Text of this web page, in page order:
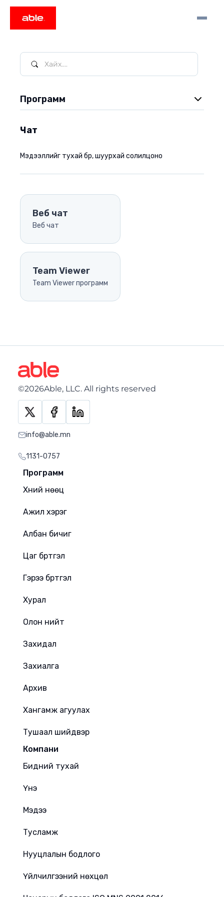
Программ
Архив
Цаг бүртгэл
Захиалга
Гэрээ бүртгэл
Хангамж агуулах
Олон нийт
Чат
Мэдээллийг тухай бүр, шуурхай солилцоно
Веб чат
Веб чат
Team Viewer
Team Viewer программ
©2026Able, LLC. All rights reserved
info@able.mn
1131-0757
Программ
Хүний нөөц
Ажил хэрэг
Албан бичиг
Цаг бүртгэл
Гэрээ бүртгэл
Хурал
Олон нийт
Захидал
Захиалга
Архив
Хангамж агуулах
Тушаал шийдвэр
Компани
Бидний тухай
Үнэ
Мэдээ
Тусламж
Нууцлалын бодлого
Үйлчилгээний нөхцөл